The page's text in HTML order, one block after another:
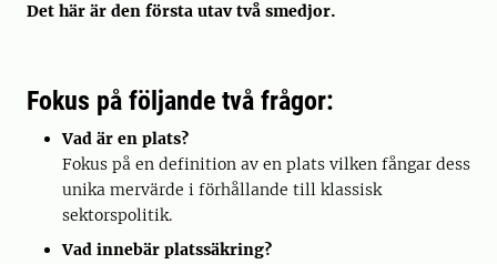
Det här är den första utav två smedjor.
Fokus på följande två frågor:
Vad är en plats?
Fokus på en definition av en plats vilken fångar dess
unika mervärde i förhållande till klassisk
sektorspolitik.
Vad innebär platssäkring?